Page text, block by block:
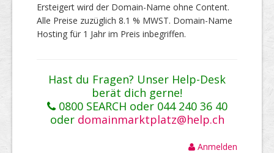
Ersteigert wird der Domain-Name ohne Content.
Alle Preise zuzüglich 8.1 % MWST. Domain-Name
Hosting für 1 Jahr im Preis inbegriffen.
Hast du Fragen? Unser Help-Desk
berät dich gerne!
0800 SEARCH oder 044 240 36 40
oder domainmarktplatz@help.ch
Anmelden